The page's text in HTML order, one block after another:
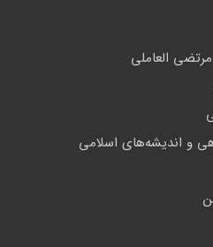
العاملی
و اندیشه‌های اسلامی